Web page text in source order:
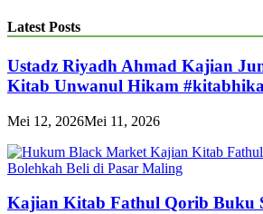
Latest Posts
Ustadz Riyadh Ahmad Kajian
Kitab Unwanul Hikam
Mei 12, 2026Mei 11, 2026
Kajian Kitab Fathul Qorib Buku